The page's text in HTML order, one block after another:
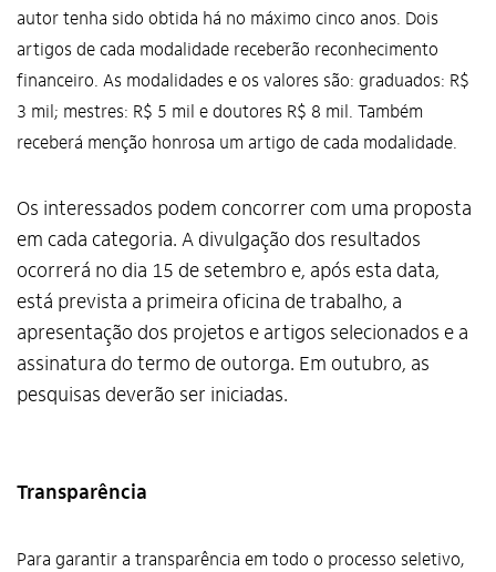
autor tenha sido obtida há no máximo cinco anos. Dois
artigos de cada modalidade receberão reconhecimento
financeiro. As modalidades e os valores são: graduados: R$
3 mil; mestres: R$ 5 mil e doutores R$ 8 mil. Também
receberá menção honrosa um artigo de cada modalidade.
Os interessados podem concorrer com uma proposta
em cada categoria. A divulgação dos resultados
ocorrerá no dia 15 de setembro e, após esta data,
está prevista a primeira oficina de trabalho, a
apresentação dos projetos e artigos selecionados e a
assinatura do termo de outorga. Em outubro, as
pesquisas deverão ser iniciadas.
Transparência
Para garantir a transparência em todo o processo seletivo,